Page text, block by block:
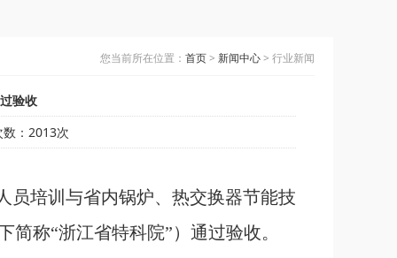
您当前所在位置： 首页> 新闻中心> 行业新闻
验收
：2013次
员培训与省内锅炉、热交换器节能技
称“浙江省特科院”）通过验收。